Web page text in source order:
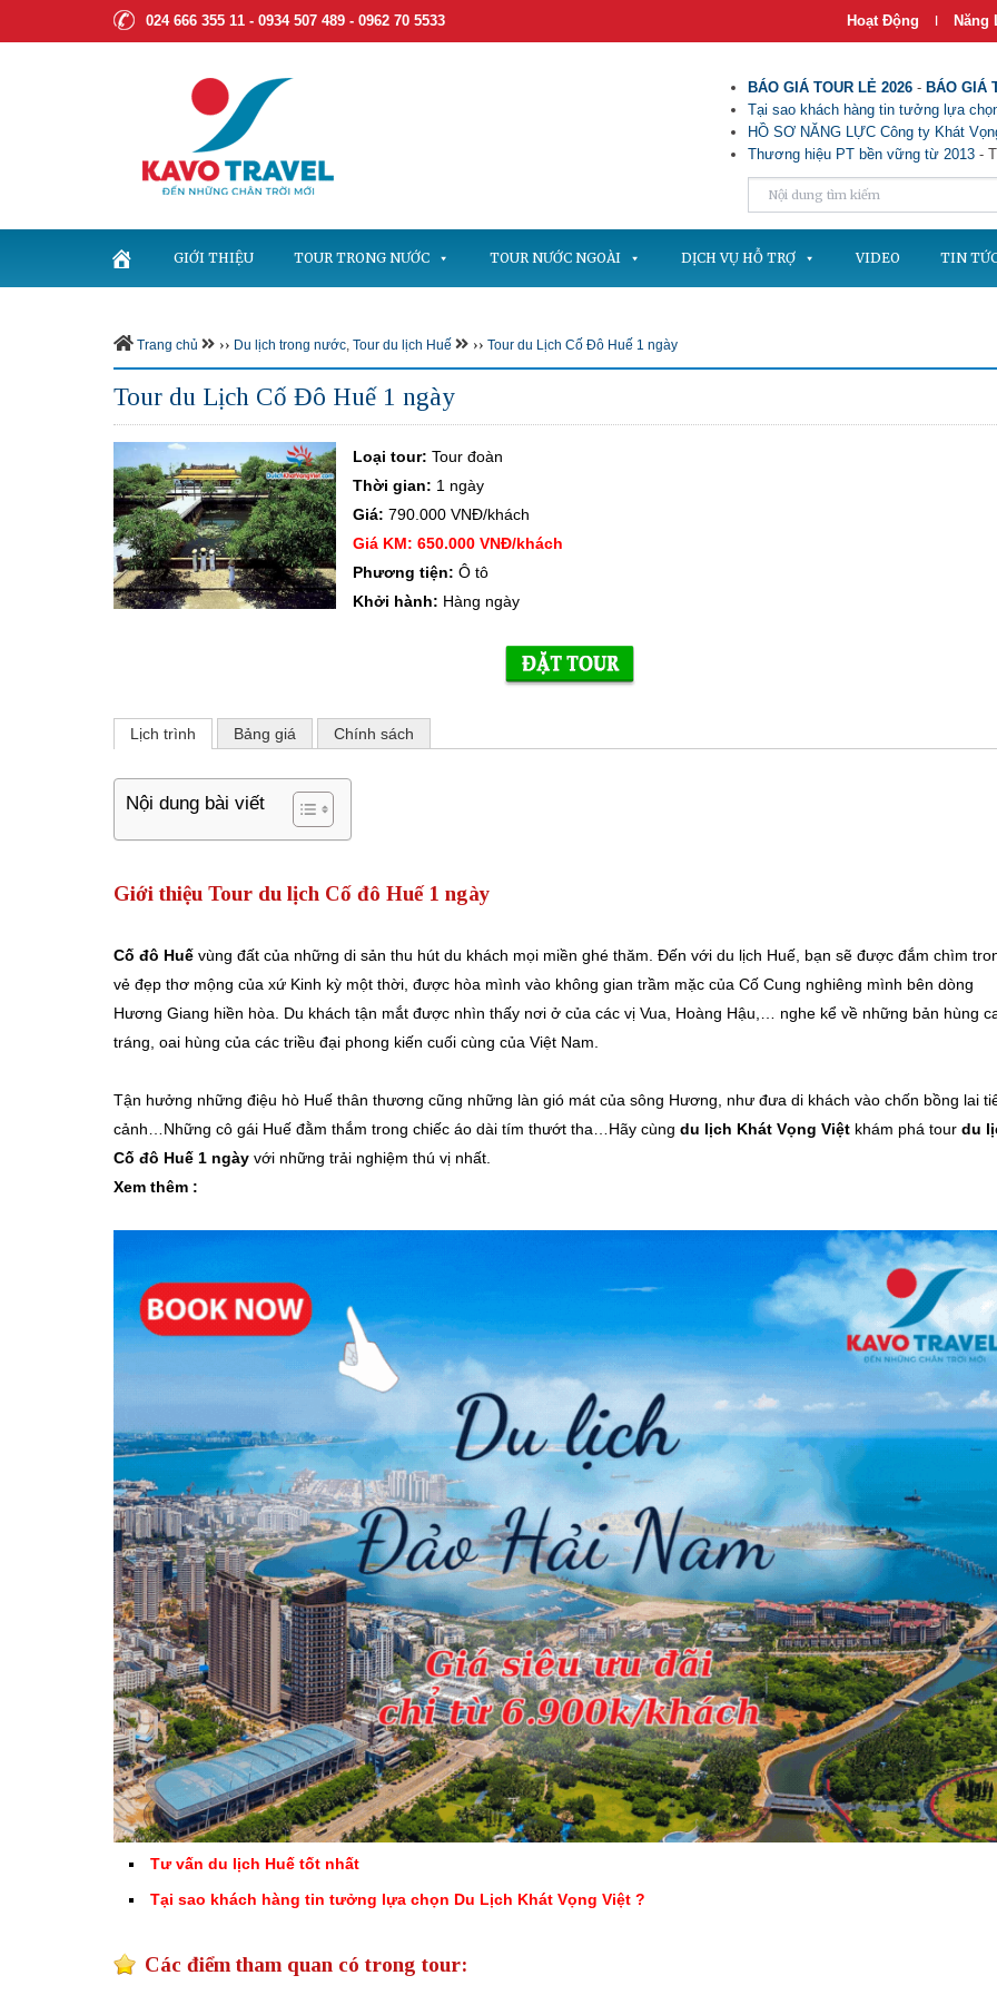
024 666 355 11 - 0934 507 489 - 0962 70 5533 Hoạt Động | Năng
BÁO GIÁ TOUR LẺ 2026 - BÁO GIÁ
Tại sao khách hàng tin tưởng lựa
HỒ SƠ NĂNG LỰC Công ty Khát
Thương hiệu PT bền vững từ 2013 -
GIỚI THIỆU TOUR TRONG NƯỚC TOUR NƯỚC NGOÀI DỊCH VỤ HỖ TRỢ VIDEO TIN
Trang chủ ›› Du lịch trong nước, Tour du lịch Huế ›› Tour du Lịch Cố Đô Huế 1 ngày
Tour du Lịch Cố Đô Huế 1 ngày
Loại tour: Tour đoàn
Thời gian: 1 ngày
Giá: 790.000 VNĐ/khách
Giá KM: 650.000 VNĐ/khách
Phương tiện: Ô tô
Khởi hành: Hàng ngày
Lịch trình Bảng giá Chính sách
Nội dung bài viết
Giới thiệu Tour du lịch Cố đô Huế 1 ngày
Cố đô Huế vùng đất của những di sản thu hút du khách mọi miền ghé thăm. Đến với du lịch Huế, bạn sẽ được đắm chìm
vẻ đẹp thơ mộng của xứ Kinh kỳ một thời, được hòa mình vào không gian trầm mặc của Cố Cung nghiêng mình bên dòng
Hương Giang hiền hòa. Du khách tận mắt được nhìn thấy nơi ở của các vị Vua, Hoàng Hậu,… nghe kể về những bản hùng
tráng, oai hùng của các triều đại phong kiến cuối cùng của Việt Nam.
Tận hưởng những điệu hò Huế thân thương cũng những làn gió mát của sông Hương, như đưa di khách vào chốn bồng lai
cảnh…Những cô gái Huế đằm thắm trong chiếc áo dài tím thướt tha…Hãy cùng du lịch Khát Vọng Việt khám phá tour du
Cố đô Huế 1 ngày với những trải nghiệm thú vị nhất.
Xem thêm :
Tư vấn du lịch Huế tốt nhất
Tại sao khách hàng tin tưởng lựa chọn Du Lịch Khát Vọng Việt ?
Các điểm tham quan có trong tour: